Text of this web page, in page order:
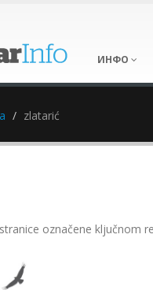
ИНФО
zlatarić
označene ključnom